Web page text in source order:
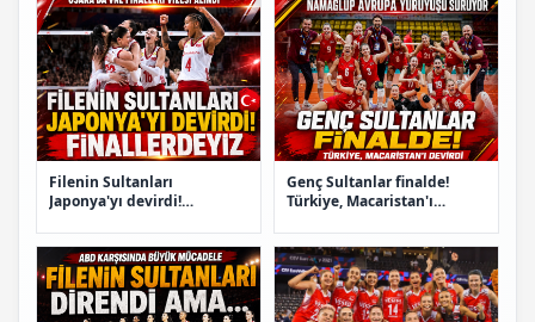
Filenin Sultanları
Japonya'yı devirdi!
Genç Sultanlar finalde!
Türkiye, Macaristan'ı